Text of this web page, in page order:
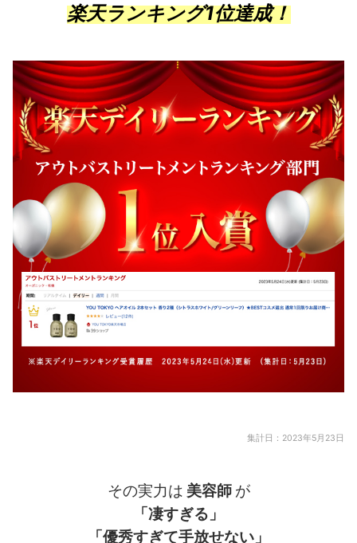
楽天ランキング1位達成！
集計日：2023年5月23日
その実力は 美容師 が
「凄すぎる」
「優秀すぎて手放せない」